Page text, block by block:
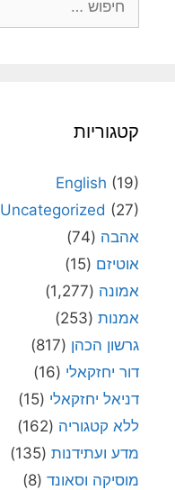
קטגוריות
English (19)
Uncategorized (27)
אהבה (74)
אוטיזם (15)
אמונה (1,277)
אמנות (253)
גרשון הכהן (817)
דור יחזקאלי (16)
דניאל יחזקאלי (15)
ללא קטגוריה (162)
מדע ועתידנות (135)
מוסיקה וסאונד (8)